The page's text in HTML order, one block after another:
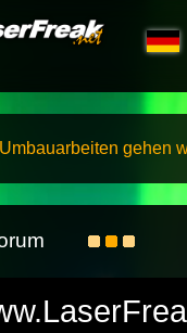
Umbauarbeiten gehen